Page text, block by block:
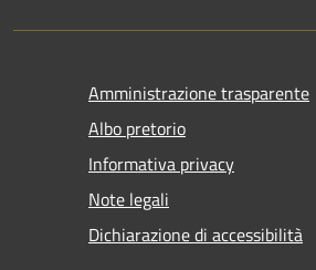
Amministrazione trasparente
Albo pretorio
Informativa privacy
Note legali
Dichiarazione di accessibilità